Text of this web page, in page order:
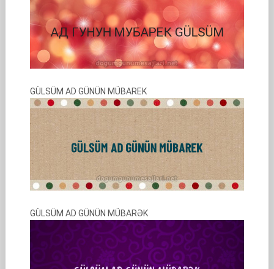
GÜLSÜM AD GÜNÜN MÜBAREK
GÜLSÜM AD GÜNÜN MÜBARƏK